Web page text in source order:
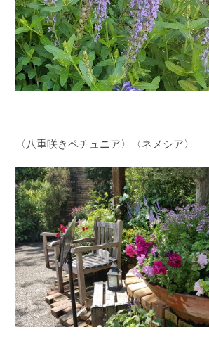
〈八重咲きペチュニア〉〈ネメシア〉